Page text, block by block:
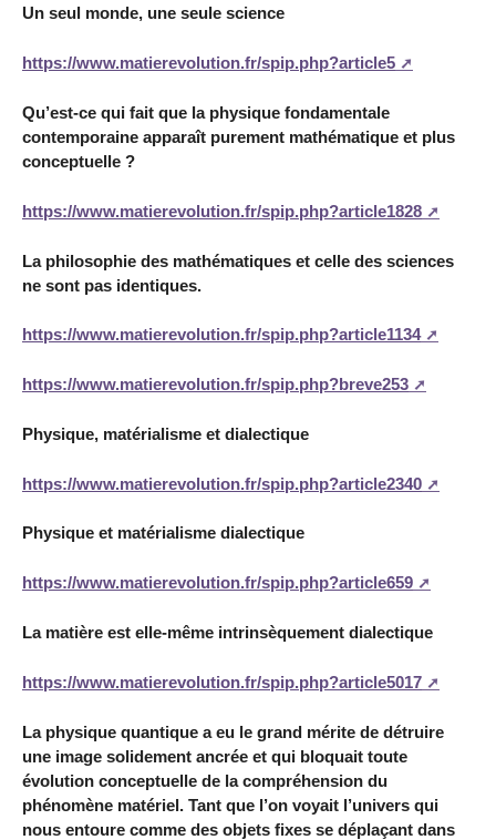
Un seul monde, une seule science
https://www.matierevolution.fr/spip.php?article5
Qu’est-ce qui fait que la physique fondamentale
contemporaine apparaît purement mathématique et plus
conceptuelle ?
https://www.matierevolution.fr/spip.php?article1828
La philosophie des mathématiques et celle des sciences
ne sont pas identiques.
https://www.matierevolution.fr/spip.php?article1134
https://www.matierevolution.fr/spip.php?breve253
Physique, matérialisme et dialectique
https://www.matierevolution.fr/spip.php?article2340
Physique et matérialisme dialectique
https://www.matierevolution.fr/spip.php?article659
La matière est elle-même intrinsèquement dialectique
https://www.matierevolution.fr/spip.php?article5017
La physique quantique a eu le grand mérite de détruire
une image solidement ancrée et qui bloquait toute
évolution conceptuelle de la compréhension du
phénomène matériel. Tant que l’on voyait l’univers qui
nous entoure comme des objets fixes se déplaçant dans